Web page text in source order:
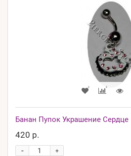
Банан Пупок Украшение Сердце
420 р.
+
-